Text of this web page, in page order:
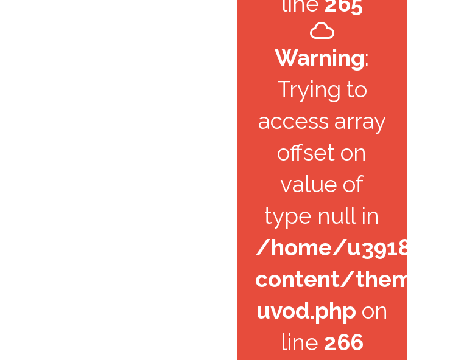
Warning:
Trying to
access array
offset on
value of
type null in
/home/
content/themes/
uvod.php on
line 266